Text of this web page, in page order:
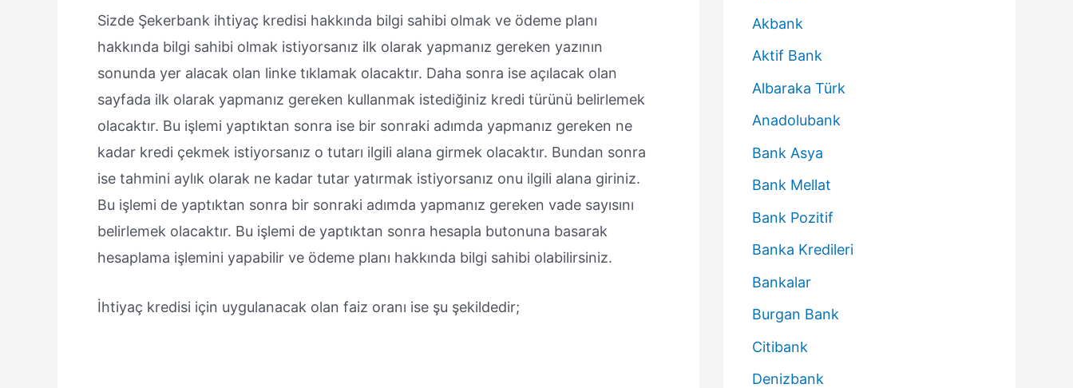
Sizde Şekerbank ihtiyaç kredisi hakkında bilgi sahibi olmak ve ödeme planı
hakkında bilgi sahibi olmak istiyorsanız ilk olarak yapmanız gereken yazının
sonunda yer alacak olan linke tıklamak olacaktır. Daha sonra ise açılacak olan
sayfada ilk olarak yapmanız gereken kullanmak istediğiniz kredi türünü belirlemek
olacaktır. Bu işlemi yaptıktan sonra ise bir sonraki adımda yapmanız gereken ne
kadar kredi çekmek istiyorsanız o tutarı ilgili alana girmek olacaktır. Bundan sonra
ise tahmini aylık olarak ne kadar tutar yatırmak istiyorsanız onu ilgili alana giriniz.
Bu işlemi de yaptıktan sonra bir sonraki adımda yapmanız gereken vade sayısını
belirlemek olacaktır. Bu işlemi de yaptıktan sonra hesapla butonuna basarak
hesaplama işlemini yapabilir ve ödeme planı hakkında bilgi sahibi olabilirsiniz.
İhtiyaç kredisi için uygulanacak olan faiz oranı ise şu şekildedir;
Akbank
Aktif Bank
Albaraka Türk
Anadolubank
Bank Asya
Bank Mellat
Bank Pozitif
Banka Kredileri
Bankalar
Burgan Bank
Citibank
Denizbank